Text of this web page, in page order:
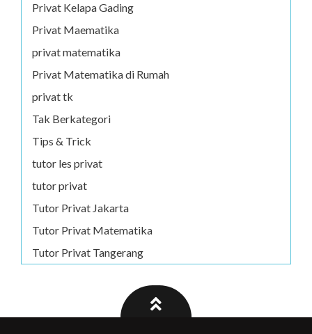
Privat Kelapa Gading
Privat Maematika
privat matematika
Privat Matematika di Rumah
privat tk
Tak Berkategori
Tips & Trick
tutor les privat
tutor privat
Tutor Privat Jakarta
Tutor Privat Matematika
Tutor Privat Tangerang